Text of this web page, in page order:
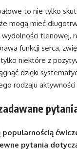
to nie tylko
mogą mieć
tlenowej,
funkcji serca,
niektóre z
dzięki
rodzaju aktywności
popularnością
pytania